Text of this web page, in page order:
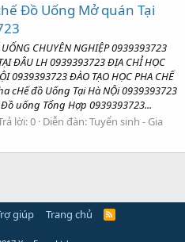
Đồ Uống Mở quán Tại
CHUYÊN NGHIỆP 0939393723
ĐÂU LH 0939393723 ĐỊA CHỈ HỌC
0939393723 ĐÀO TẠO HỌC PHA CHẾ
cHế đồ Uống Tại Hà NỘi 0939393723
uống Tổng Hợp 0939393723...
lời: 0 Diễn đàn:Tuyển sinh - Gia
giúp Trang chủ